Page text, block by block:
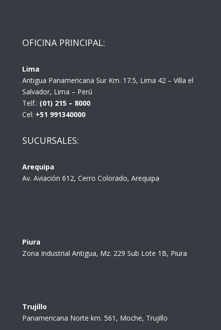
OFICINA PRINCIPAL:
Lima
Antigua Panamericana Sur Km. 17.5, Lima 42 – Villa el
Salvador, Lima – Perú
Telf.: (01) 215 – 8000
Cel: +51 991340000
SUCURSALES:
Arequipa
Av. Aviación 612, Cerro Colorado, Arequipa
Piura
Zona Industrial Antigua, Mz. 229 Sub Lote 1B, Piura
Trujillo
Panamericana Norte km. 561, Moche, Trujillo